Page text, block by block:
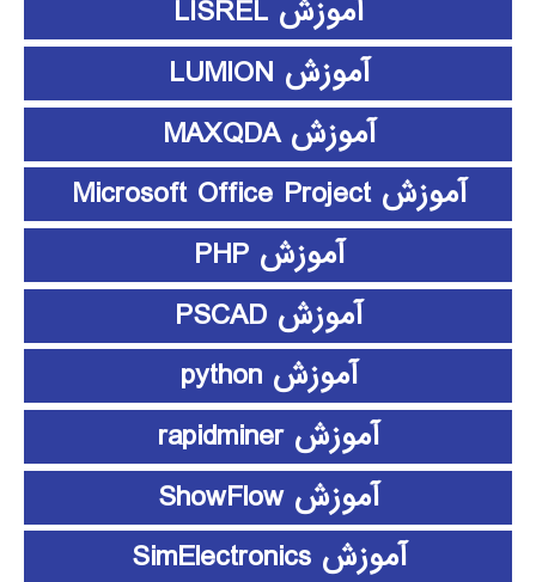
آموزش LISREL
آموزش LUMION
آموزش MAXQDA
آموزش Microsoft Office Project
آموزش PHP
آموزش PSCAD
آموزش python
آموزش rapidminer
آموزش ShowFlow
آموزش SimElectronics